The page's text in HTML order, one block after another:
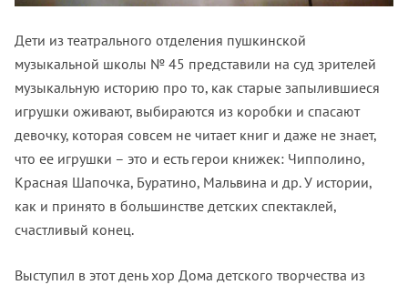
Дети из театрального отделения пушкинской
музыкальной школы № 45 представили на суд зрителей
музыкальную историю про то, как старые запылившиеся
игрушки оживают, выбираются из коробки и спасают
девочку, которая совсем не читает книг и даже не знает,
что ее игрушки – это и есть герои книжек: Чипполино,
Красная Шапочка, Буратино, Мальвина и др. У истории,
как и принято в большинстве детских спектаклей,
счастливый конец.
Выступил в этот день хор Дома детского творчества из